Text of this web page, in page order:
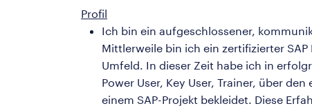
Profil
Ich bin ein aufgeschlossener,
Mittlerweile bin ich ein zertifizierter
Umfeld. In dieser Zeit habe ich in
Power User, Key User, Trainer, über
einem SAP-Projekt bekleidet. Diese